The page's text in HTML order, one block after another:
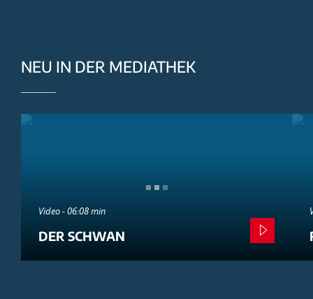
NEU IN DER MEDIATHEK
Video - 06:08 min
DER SCHWAN